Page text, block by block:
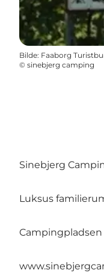
Bilde: Faaborg
© sinebjerg camping
Sinebjerg
Luksus